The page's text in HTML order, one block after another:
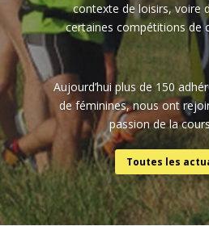
contexte de loisirs, voire
certaines compétitions de
Aujourd’hui plus de 150
de féminines, nous ont
passion de la
Toutes les